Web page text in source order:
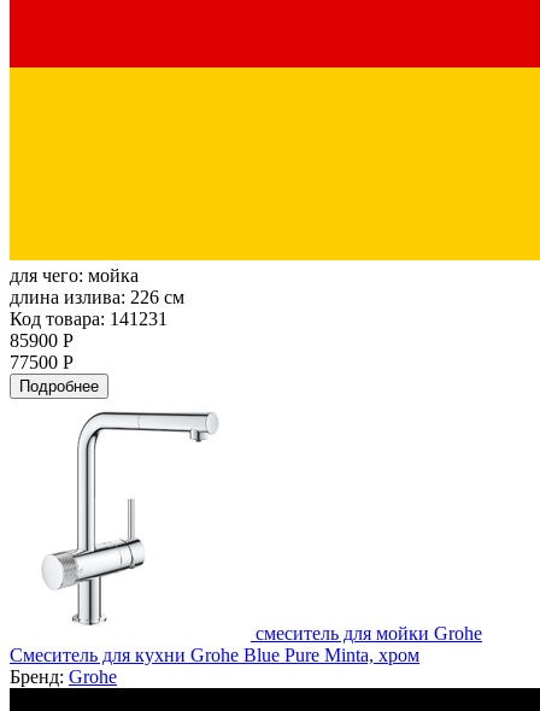
для чего: мойка
длина излива: 226 см
Код товара: 141231
85900 Р
77500 Р
Подробнее
смеситель для мойки Grohe
Смеситель для кухни Grohe Blue Pure Minta, хром
Бренд: Grohe